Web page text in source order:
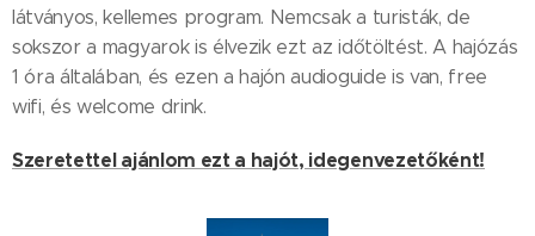
látványos, kellemes program. Nemcsak a turisták, de
sokszor a magyarok is élvezik ezt az időtöltést. A hajózás
1 óra általában, és ezen a hajón audioguide is van, free
wifi, és welcome drink.
Szeretettel ajánlom ezt a hajót, idegenvezetőként!